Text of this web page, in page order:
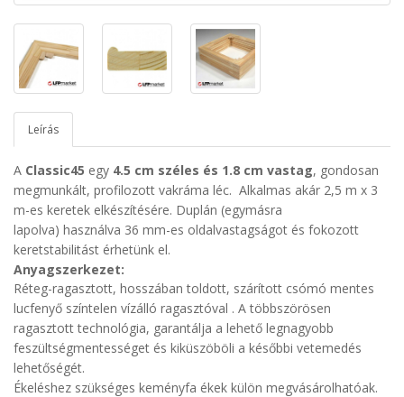
Leírás
A Classic45 egy 4.5 cm széles és 1.8 cm vastag, gondosan
megmunkált, profilozott vakráma léc. Alkalmas akár 2,5 m x 3
m-es keretek elkészítésére. Duplán (egymásra
lapolva) használva 36 mm-es oldalvastagságot és fokozott
keretstabilitást érhetünk el.
Anyagszerkezet:
Réteg-ragasztott, hosszában toldott, szárított csómó mentes
lucfenyő színtelen vízálló ragasztóval . A többszörösen
ragasztott technológia, garantálja a lehető legnagyobb
feszültségmentességet és kiküszöböli a későbbi vetemedés
lehetőségét.
Ékeléshez szükséges keményfa ékek külön megvásárolhatóak.